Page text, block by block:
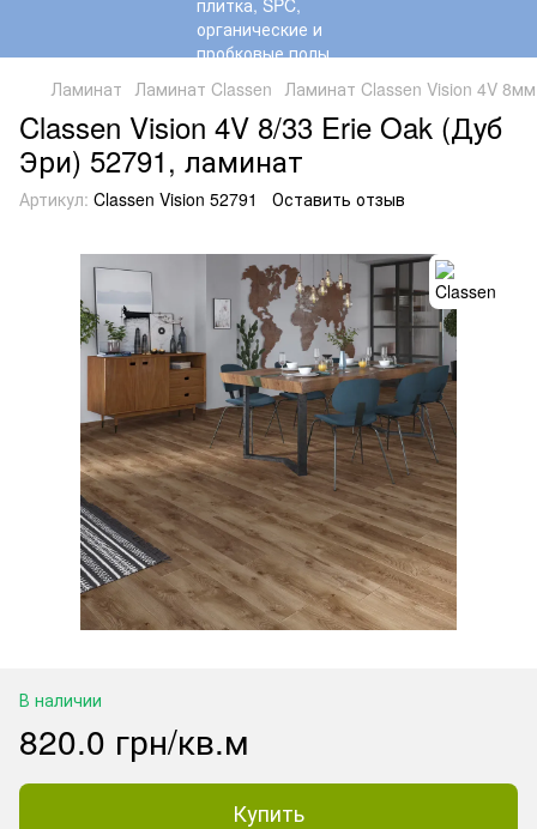
Ламинат Ламинат Classen Ламинат Classen Vision 4V
Classen Vision 4V 8/33 Erie Oak (Дуб
Эри) 52791, ламинат
Артикул: Classen Vision 52791 Оставить отзыв
В наличии
820.0 грн/кв.м
Купить